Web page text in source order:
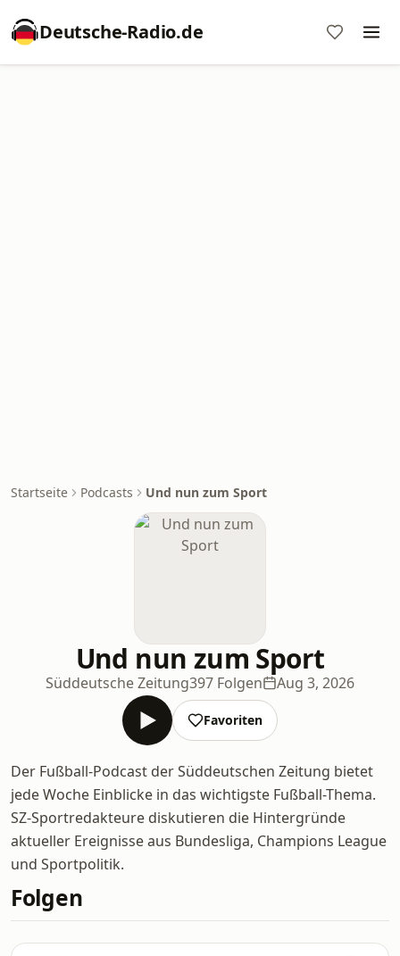
Deutsche-Radio.de
Startseite Podcasts Und nun zum Sport
Und nun zum Sport
Süddeutsche Zeitung397 Folgen Aug 3, 2026
Favoriten
Der Fußball-Podcast der Süddeutschen Zeitung bietet
jede Woche Einblicke in das wichtigste Fußball-Thema.
SZ-Sportredakteure diskutieren die Hintergründe
aktueller Ereignisse aus Bundesliga, Champions League
und Sportpolitik.
Folgen